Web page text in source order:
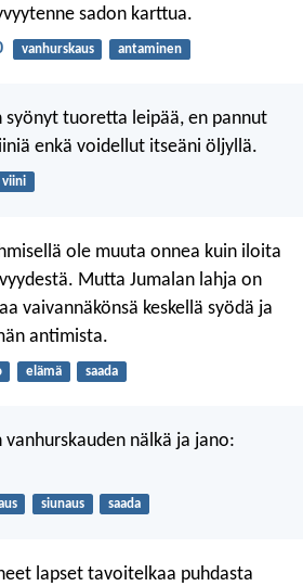
sadon karttua.
vanhurskaus
antaminen
syönyt tuoretta leipää, en pannut
enkä voidellut itseäni öljyllä.
viini
ole muuta onnea kuin iloita
Mutta Jumalan lahja on
vaivannäkönsä keskellä syödä ja
antimista.
elämä saada
nälkä ja jano:
siunaus saada
lapset tavoitelkaa puhdasta